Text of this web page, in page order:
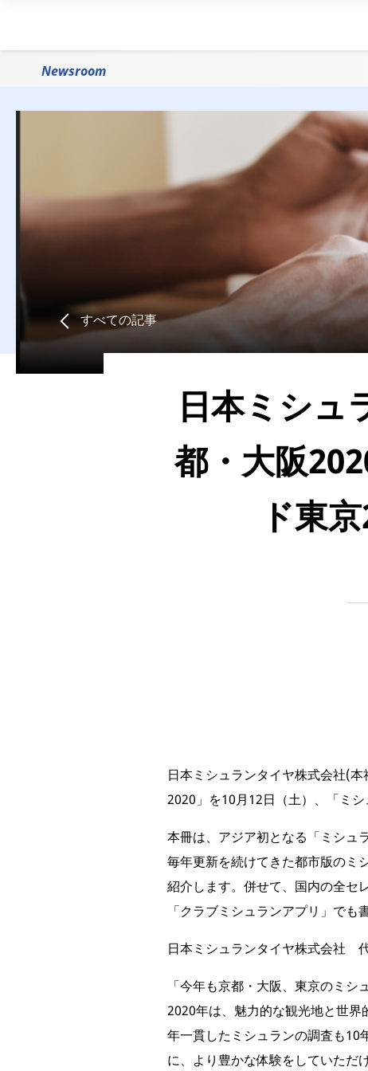
Newsroom
すべての記事
日本ミシュ
都・大阪
ド東
日本ミシュランタイヤ株式会社(
2020」を10月12日（土）、「ミ
本冊は、アジア初となる「ミシュ
毎年更新を続けてきた都市版のミ
紹介します。併せて、国内の全セ
「クラブミシュランアプリ」でも
日本ミシュランタイヤ株式会社
「今年も京都・大阪、東京のミ
2020年は、魅力的な観光地と世
年一貫したミシュランの調査も10
に、より豊かな体験をしていただ